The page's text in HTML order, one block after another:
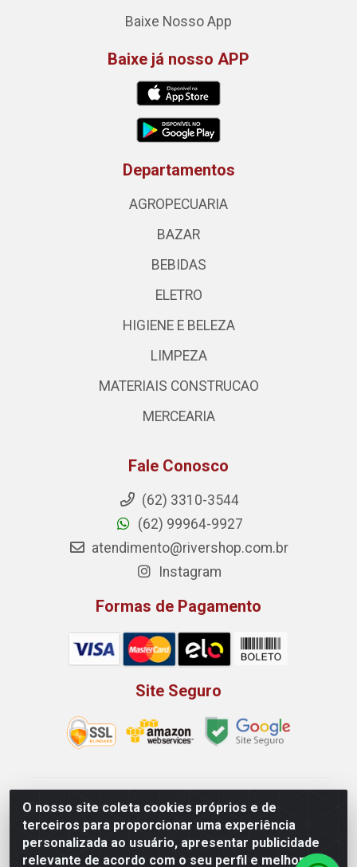
O nosso site coleta cookies próprios e de
terceiros para proporcionar uma experiência
personalizada ao usuário, apresentar publicidade
relevante de acordo com o seu perfil e melhorar a
Baixe Nosso App
Baixe já nosso APP
Departamentos
AGROPECUARIA
BAZAR
BEBIDAS
ELETRO
HIGIENE E BELEZA
LIMPEZA
MATERIAIS CONSTRUCAO
MERCEARIA
Fale Conosco
(62) 3310-3544
(62) 99964-9927
atendimento@rivershop.com.br
Instagram
Formas de Pagamento
Site Seguro
Rio Vermelho Distribuição de Alimentos LTDA - Rodovia
BR, 153, KM 52 N 00 QD 00 LT 16 - Bairro Jardim
Eldorado, Anápolis/GO - CEP 75.045-190 - CNPJ
10.912.900/0002-40